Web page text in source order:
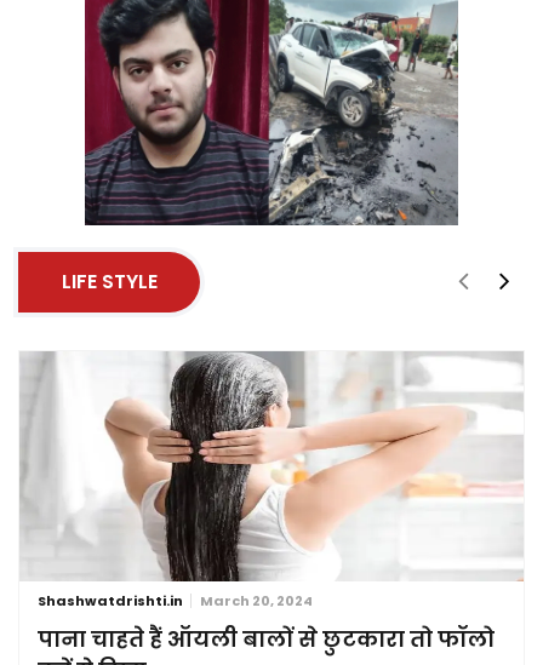
LIFE STYLE
Shashwatdrishti.in March 20, 2024
पाना चाहते हैं ऑयली बालों से छुटकारा तो फॉलो